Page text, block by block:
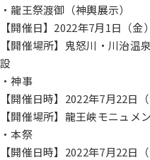
・龍王祭渡御（神輿展示）
【開催日】2022年7月1日（金
【開催場所】鬼怒川・川治温
設
・神事
【開催日時】2022年7月22日
【開催場所】龍王峡モニュメ
・本祭
【開催日時】2022年7月22日